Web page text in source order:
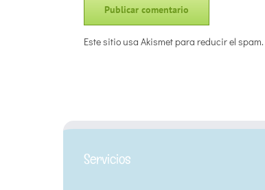
Este sitio usa Akismet para reducir el spam.
Servicios